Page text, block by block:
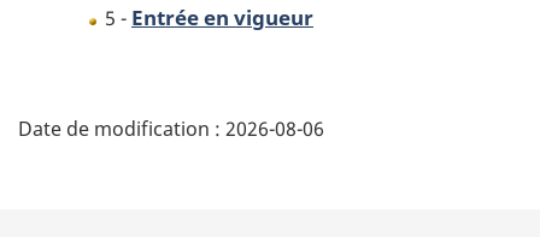
5 - Entrée en vigueur
é
Date de modification : 2026-08-06